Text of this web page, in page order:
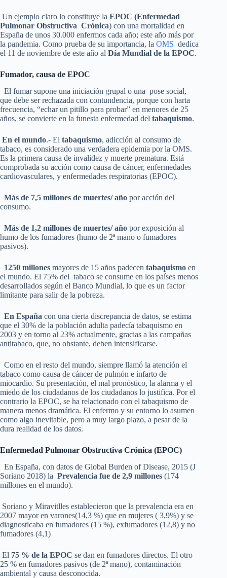
Un ejemplo claro lo constituye la EPOC (Enfermedad
Pulmonar Obstructiva Crónica) con una mortalidad en
España de unos 30.000 enfermos cada año; este año más por
la pandemia. Como prueba de su importancia, la OMS dedica
el 11 de noviembre de este año al Día Mundial de la EPOC.
Fumador, causa de EPOC
El fumar supone una iniciación grupal o una pose social,
que debe ser rechazada con contundencia, porque con harta
frecuencia, “echar un pitillo para probar” en menores de 25
años, se convierte en la funesta enfermedad del tabaquismo.
En el mundo.- El tabaquismo, adicción al consumo de
tabaco, es considerado una verdadera epidemia por la OMS.
Es la primera causa de invalidez y muerte prematura. Está
comprobada su acción como causa de cáncer, enfermedades
cardiovasculares, y enfermedades respiratorias (EPOC).
Más de 7,5 millones de muertes/ año por acción del
consumo.
Más de 1,2 millones de muertes/ año por exposición al
humo de los fumadores (humo de 2ª mano o fumadores
pasivos).
1250 millones mayores de 15 años padecen tabaquismo en
el mundo. El 75% del tabaco se consume en los países menos
desarrollados según el Banco Mundial, lo que es un factor
limitante para salir de la pobreza.
En España con una cierta discrepancia de datos, se estima
que el 30% de la población adulta padecía tabaquismo en
2003 y en torno al 23% actualmente, gracias a las campañas
antitabaco, que, no obstante, deben intensificarse.
Como en el resto del mundo, siempre llamó la atención el
tabaco como causa de cáncer de pulmón e infarto de
miocardio. Su presentación, el mal pronóstico, la alarma y el
miedo de los ciudadanos de los ciudadanos lo justifica. Por el
contrario la EPOC, se ha relacionado con el tabaquismo de
manera menos dramática. El enfermo y su entorno lo asumen
como algo inevitable, pero a muy largo plazo, a pesar de la
dura realidad de los datos.
Enfermedad Pulmonar Obstructiva Crónica (EPOC)
En España, con datos de Global Burden of Disease, 2015 (J
Soriano 2018) la Prevalencia fue de 2,9 millones (174
millones en el mundo).
Soriano y Miravitlles establecieron que la prevalencia era en
2007 mayor en varones(14,3 %) que en mujeres ( 3,9%) y se
diagnosticaba en fumadores (15 %), exfumadores (12,8) y no
fumadores (4,1)
El 75 % de la EPOC se dan en fumadores directos. El otro
25 % en fumadores pasivos (de 2ª mano), contaminación
ambiental y causa desconocida.